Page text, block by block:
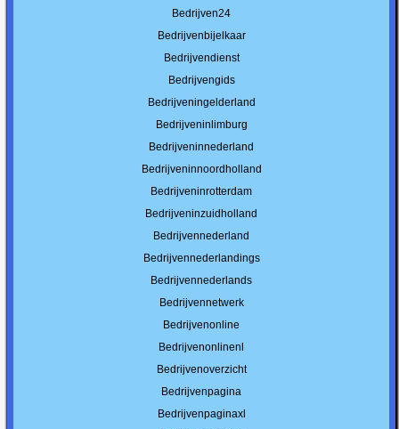
Bedrijven24
Bedrijvenbijelkaar
Bedrijvendienst
Bedrijvengids
Bedrijveningelderland
Bedrijveninlimburg
Bedrijveninnederland
Bedrijveninnoordholland
Bedrijveninrotterdam
Bedrijveninzuidholland
Bedrijvennederland
Bedrijvennederlandings
Bedrijvennederlands
Bedrijvennetwerk
Bedrijvenonline
Bedrijvenonlinenl
Bedrijvenoverzicht
Bedrijvenpagina
Bedrijvenpaginaxl